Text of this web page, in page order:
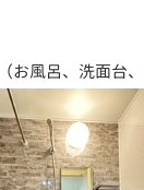
お風呂、洗面台、